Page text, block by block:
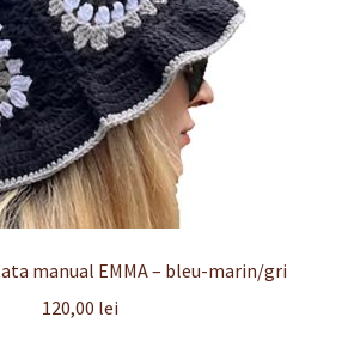
manual EMMA – bleu-marin/gri
120,00 lei